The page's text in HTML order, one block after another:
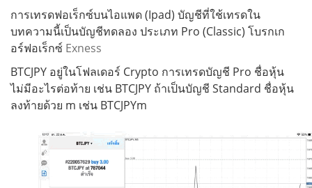
การเทรดฟอเร็กซ์บนไอแพด (Ipad) บัญชีที่ใช้เทรดใน
บทความนี้เป็นบัญชีทดลอง ประเภท Pro (Classic) โบรกเก
อร์ฟอเร็กซ์ Exness
BTCJPY อยู่ในโฟลเดอร์ Crypto การเทรดบัญชี Pro ชื่อหุ้น
ไม่มีอะไรต่อท้าย เช่น BTCJPY ถ้าเป็นบัญชี Standard ชื่อหุ้น
ลงท้ายด้วย m เช่น BTCJPYm